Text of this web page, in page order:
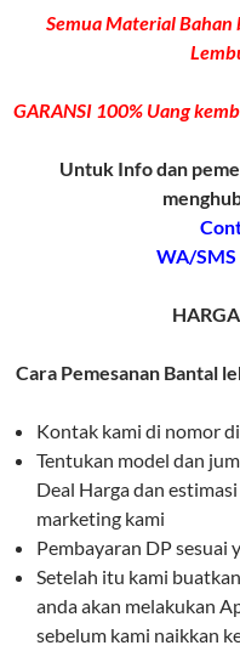
Semua Material Bahan
GARANSI 100% Uang
Untuk Info dan
WA/SMS
Cara Pemesanan Bantal
Kontak kami di nomor
Tentukan model dan
Deal Harga dan
marketing kami
Pembayaran DP sesuai
Setelah itu kami
anda akan melakukan
sebelum kami naikkan